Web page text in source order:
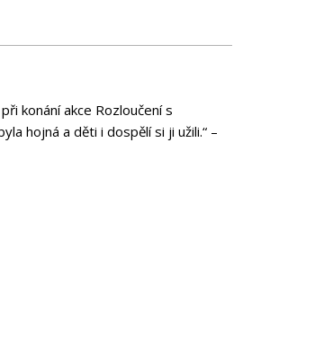
konání akce Rozloučení s
hojná a děti i dospělí si ji užili.“ –